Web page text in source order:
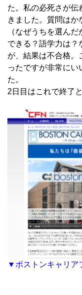
た。私の必死さが伝
きました。質問はか
（なぜうちを選ん
できる？語学力は？
が、結果は不合格。
ったですが非常にい
た。
2日目はこれで終了
▼ボストンキャリア